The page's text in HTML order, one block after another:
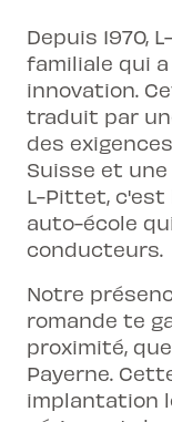
Depuis 1970,
familiale qui
innovation.
traduit par
des
Suisse et une
L-Pittet, c'est
auto-école
conducteurs.
Notre
romande te
proximité,
Payerne.
implantation